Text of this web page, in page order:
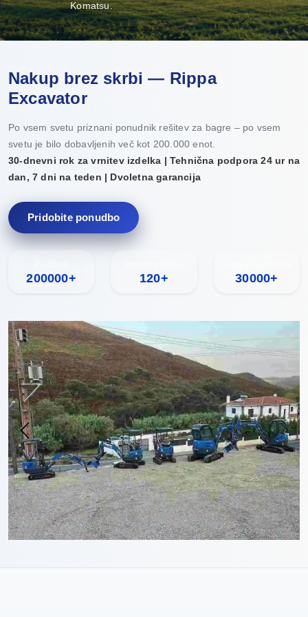
Komatsu.
Nakup brez skrbi — Rippa
Excavator
Po vsem svetu priznani ponudnik rešitev za bagre – po vsem
svetu je bilo dobavljenih več kot 200.000 enot.
30-dnevni rok za vrnitev izdelka | Tehnična podpora 24 ur na
dan, 7 dni na teden | Dvoletna garancija
Pridobite ponudbo
200000+ 120+ 30000+